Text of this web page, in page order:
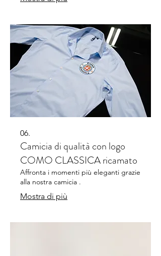
06.
Camicia di qualità con logo
COMO CLASSICA ricamato
Affronta i momenti più eleganti grazie
alla nostra camicia .
Mostra di più